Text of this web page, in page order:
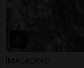
MAGADINO